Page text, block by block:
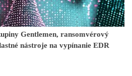
Gentlemen, ransomvérový
nástroje na vypínanie EDR